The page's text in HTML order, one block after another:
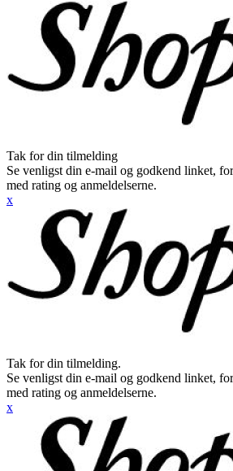
Tak for din tilmelding
Se venligst din e-mail og godkend linket,
med rating og anmeldelserne.
x
Tak for din tilmelding.
Se venligst din e-mail og godkend linket,
med rating og anmeldelserne.
x